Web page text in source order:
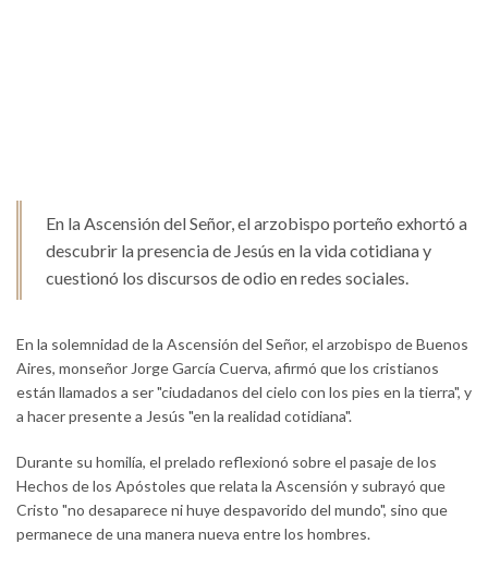
En la Ascensión del Señor, el arzobispo porteño exhortó a
descubrir la presencia de Jesús en la vida cotidiana y
cuestionó los discursos de odio en redes sociales.
En la solemnidad de la Ascensión del Señor, el arzobispo de Buenos
Aires, monseñor Jorge García Cuerva, afirmó que los cristianos
están llamados a ser "ciudadanos del cielo con los pies en la tierra", y
a hacer presente a Jesús "en la realidad cotidiana".
Durante su homilía, el prelado reflexionó sobre el pasaje de los
Hechos de los Apóstoles que relata la Ascensión y subrayó que
Cristo "no desaparece ni huye despavorido del mundo", sino que
permanece de una manera nueva entre los hombres.